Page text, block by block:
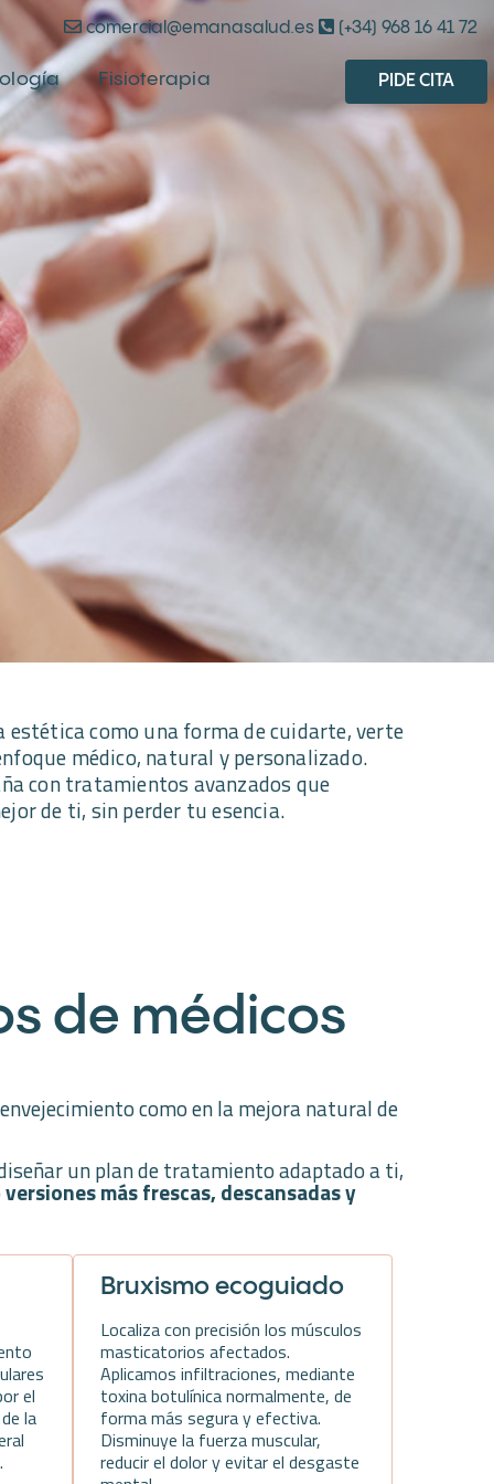
comercial@emanasalud.es (+34) 968 16 41 72
Fisioterapia
PIDE CITA
estética como una forma de cuidarte, verte
médico, natural y personalizado.
con tratamientos avanzados que
de ti, sin perder tu esencia.
de médicos
como en la mejora natural de
un plan de tratamiento adaptado a ti,
versiones más frescas, descansadas y
el
la
Bruxismo ecoguiado
Localiza con precisión los músculos
masticatorios afectados.
Aplicamos infiltraciones, mediante
toxina botulínica normalmente, de
forma más segura y efectiva.
Disminuye la fuerza muscular,
reducir el dolor y evitar el desgaste